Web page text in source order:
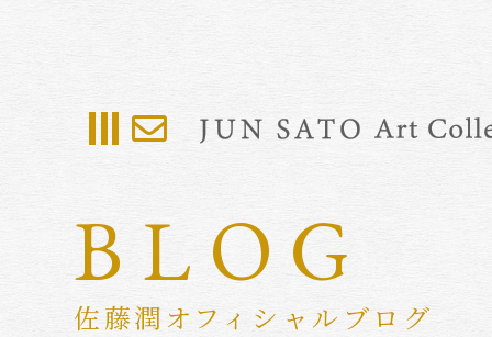
BLOG
佐藤潤オフィシャルブログ